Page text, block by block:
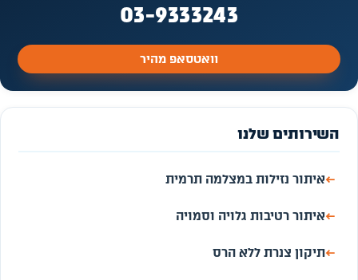
03-9333243
וואטסאפ מהיר
השירותים שלנו
←איתור נזילות במצלמה תרמית
←איתור רטיבות גלויה וסמויה
←תיקון צנרת ללא הרס